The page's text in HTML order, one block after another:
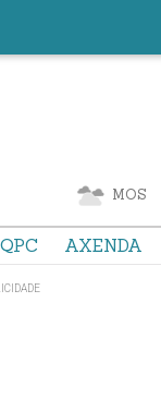
MOS
AXENDA